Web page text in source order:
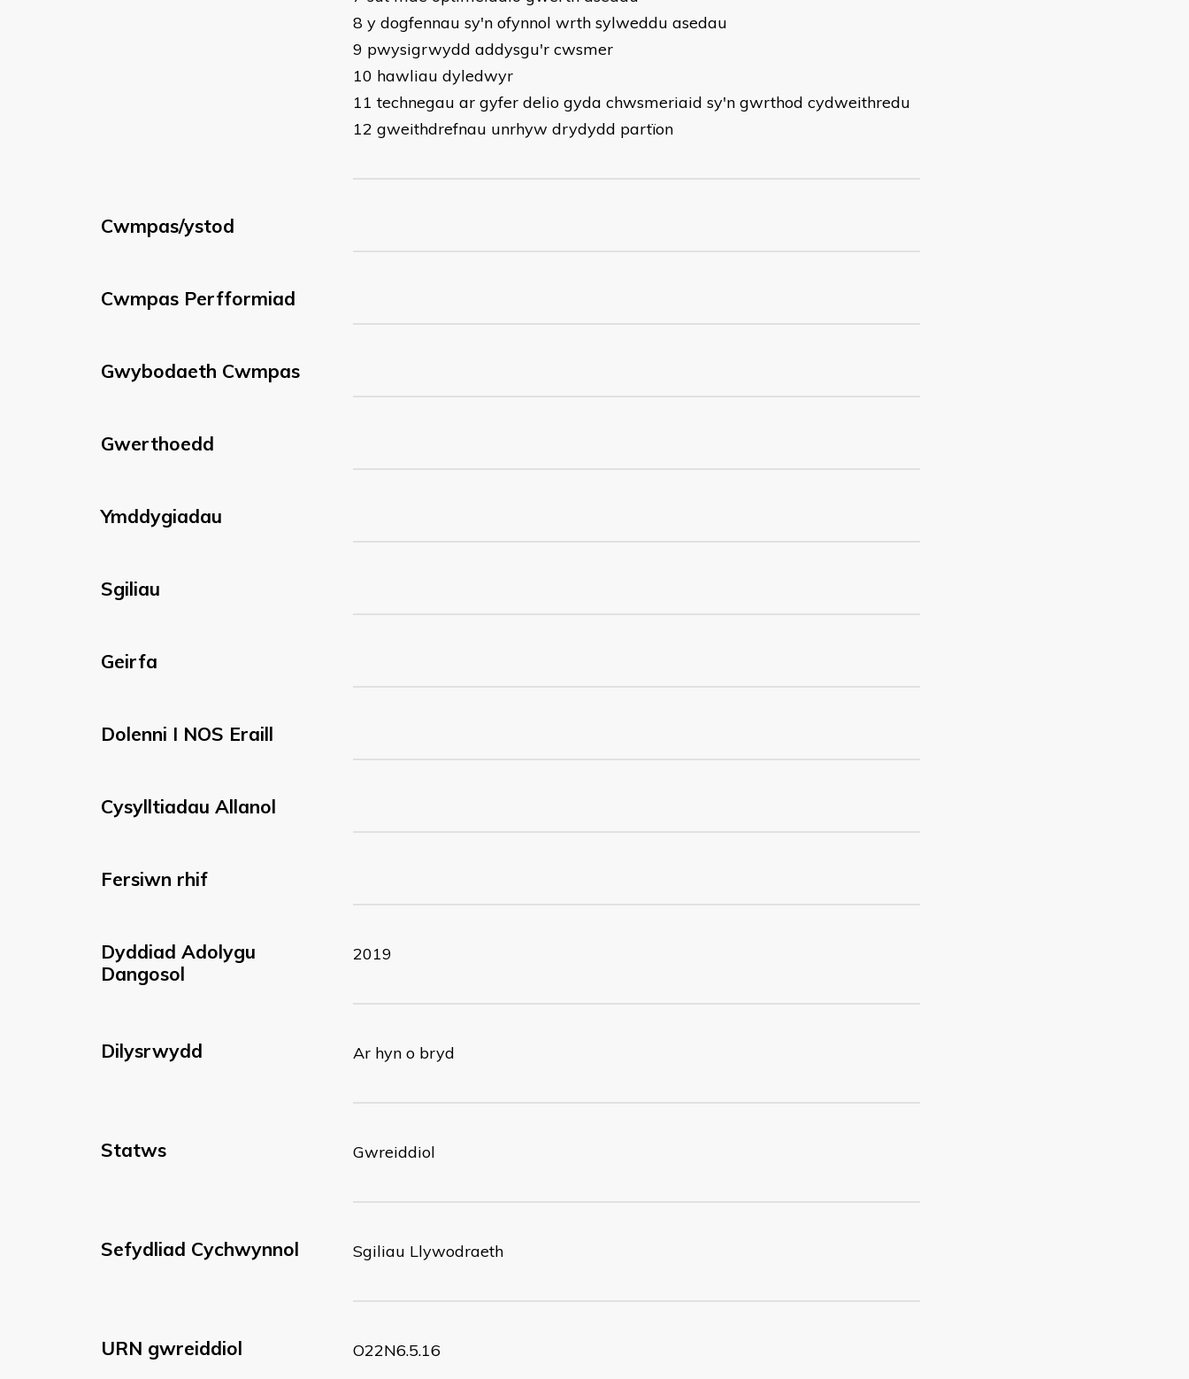
8 y dogfennau sy'n ofynnol wrth sylweddu asedau
9 pwysigrwydd addysgu'r cwsmer
10 hawliau dyledwyr
11 technegau ar gyfer delio gyda chwsmeriaid sy'n gwrthod cydweithredu
12 gweithdrefnau unrhyw drydydd partïon
Cwmpas/ystod
Cwmpas Perfformiad
Gwybodaeth Cwmpas
Gwerthoedd
Ymddygiadau
Sgiliau
Geirfa
Dolenni I NOS Eraill
Cysylltiadau Allanol
Fersiwn rhif
Dyddiad Adolygu
Dangosol
2019
Dilysrwydd Ar hyn o bryd
Statws Gwreiddiol
Sefydliad Cychwynnol Sgiliau Llywodraeth
URN gwreiddiol O22N6.5.16